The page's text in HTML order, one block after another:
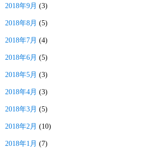
2018年9月 (3)
2018年8月 (5)
2018年7月 (4)
2018年6月 (5)
2018年5月 (3)
2018年4月 (3)
2018年3月 (5)
2018年2月 (10)
2018年1月 (7)